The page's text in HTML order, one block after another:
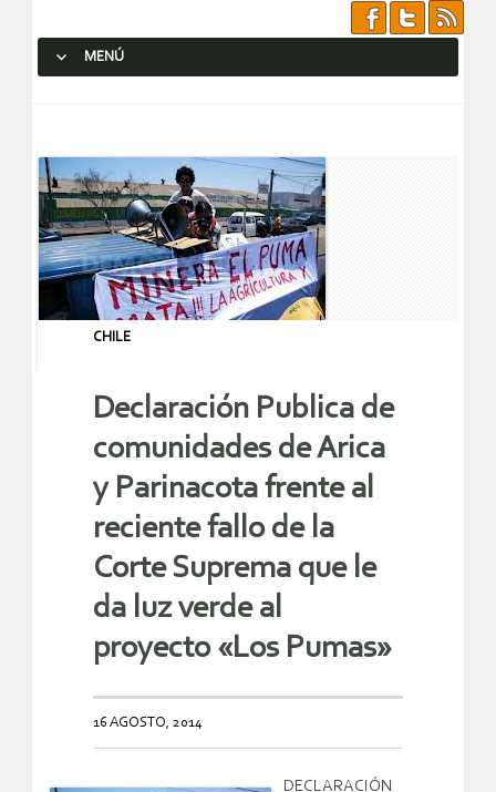
MENÚ
CHILE
Declaración Publica de
comunidades de Arica
y Parinacota frente al
reciente fallo de la
Corte Suprema que le
da luz verde al
proyecto «Los Pumas»
16 AGOSTO, 2014
DECLARACIÓN